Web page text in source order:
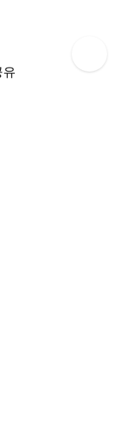
유